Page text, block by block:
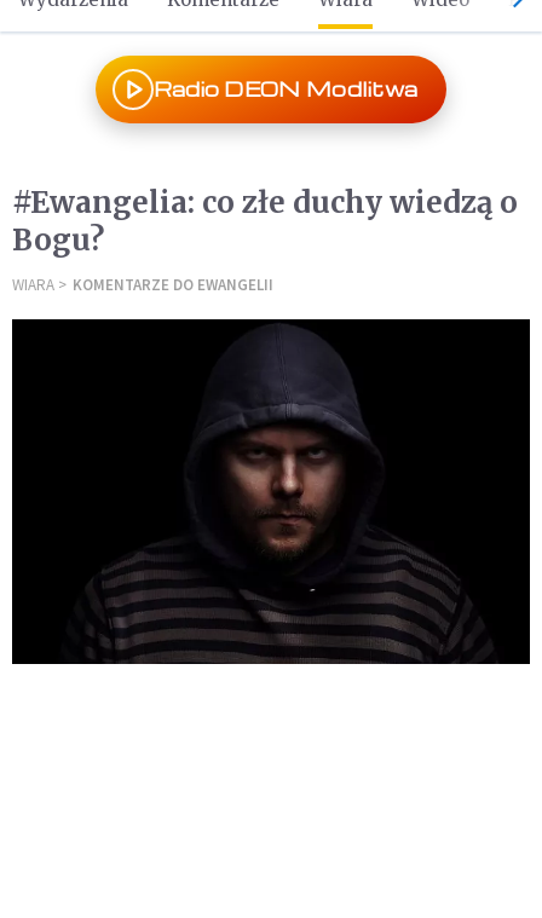
Radio DEON Modlitwa
#Ewangelia: co złe duchy wiedzą o
Bogu?
WIARA KOMENTARZE DO EWANGELII